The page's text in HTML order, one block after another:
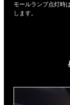
モールランプ点灯時
します。